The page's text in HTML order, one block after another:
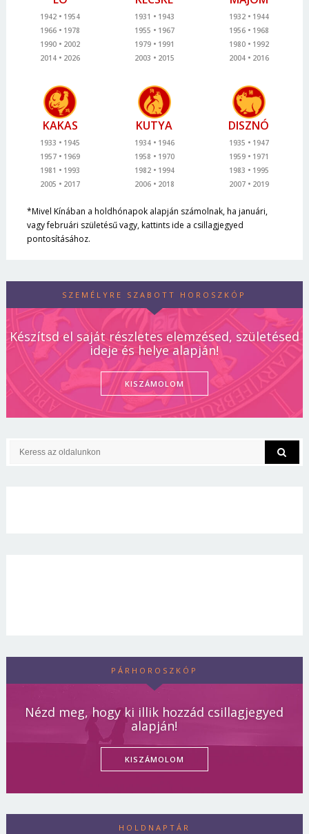
1942
1954
1966
1978
1990
2002
2014
2026
1931
1943
1955
1967
1979
1991
2003
2015
1932
1944
1956
1968
1980
1992
2004
2016
KAKAS
1933
1945
1957
1969
1981
1993
2005
2017
KUTYA
1934
1946
1958
1970
1982
1994
2006
2018
DISZNÓ
1935
1947
1959
1971
1983
1995
2007
2019
*Mivel Kínában a holdhónapok alapján számolnak, ha januári,
vagy februári születésű vagy, kattints ide a csillagjegyed
pontosításához.
SZEMÉLYRE SZABOTT HOROSZKÓP
Készítsd el saját részletes elemzésed, születésed
ideje és helye alapján!
KISZÁMOLOM
PÁRHOROSZKÓP
Nézd meg, hogy ki illik hozzád csillagjegyed
alapján!
KISZÁMOLOM
HOLDNAPTÁR